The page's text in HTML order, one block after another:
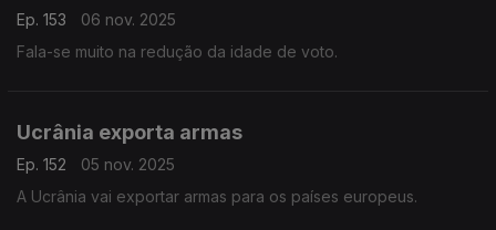
Ep. 153
06 nov. 2025
Fala-se muito na redução da idade de voto.
Ucrânia exporta armas
Ep. 152
05 nov. 2025
A Ucrânia vai exportar armas para os países europeus.